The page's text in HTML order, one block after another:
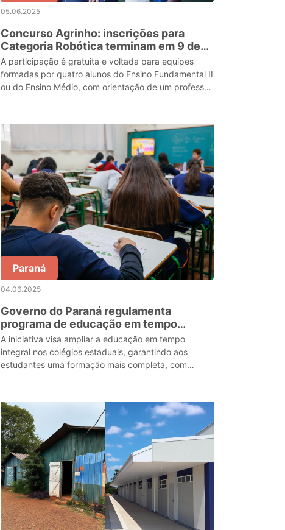
05.06.2025
Concurso Agrinho: inscrições para
Categoria Robótica terminam em 9 de
junho
A participação é gratuita e voltada para equipes
formadas por quatro alunos do Ensino Fundamental II
ou do Ensino Médio, com orientação de um professor
Paraná
04.06.2025
Governo do Paraná regulamenta
programa de educação em tempo
integral na rede estadual
A iniciativa visa ampliar a educação em tempo
integral nos colégios estaduais, garantindo aos
estudantes uma formação mais completa, com